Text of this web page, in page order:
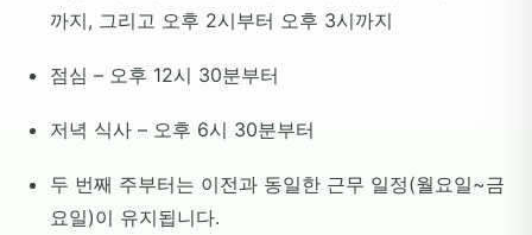
까지, 그리고 오후 2시부터 오후 3시까지
점심 – 오후 12시 30분부터
저녁 식사 – 오후 6시 30분부터
두 번째 주부터는 이전과 동일한 근무 일정(월요일~금
요일)이 유지됩니다.